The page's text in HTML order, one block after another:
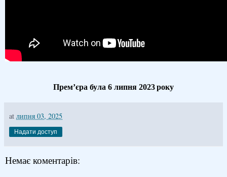
Прем’єра була 6 липня 2023 року
at липня 03, 2025
Надати доступ
Немає коментарів: